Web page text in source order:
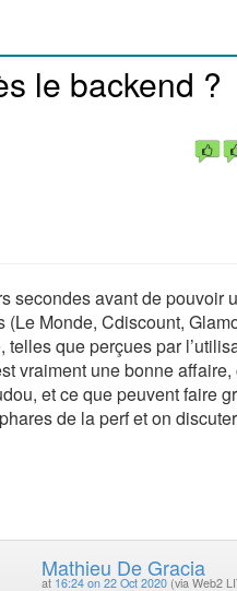
le backend ?
secondes avant de pouvoir
(Le Monde, Cdiscount,
que perçues par
vraiment une bonne affaire,
et ce que peuvent faire
de la perf et on
Mathieu De Gracia
at 16:24 on 22 Oct 2020 (via Web2